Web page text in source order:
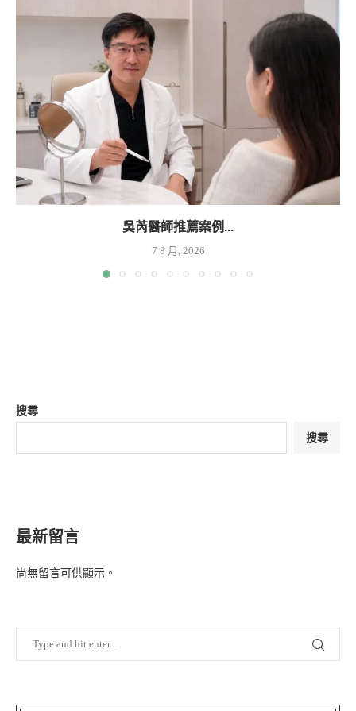
吳芮醫師推薦案例...
7 8 月, 2026
搜尋
搜尋
最新留言
尚無留言可供顯示。